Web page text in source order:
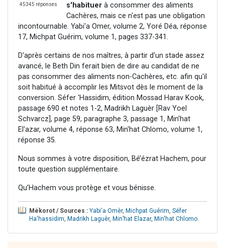
45345 réponses
s'habituer à consommer des aliments
Cachères, mais ce n'est pas une obligation
incontournable. Yabi'a Omer, volume 2, Yoré Déa, réponse
17, Michpat Guérim, volume 1, pages 337-341.
D'après certains de nos maîtres, à partir d'un stade assez
avancé, le Beth Din ferait bien de dire au candidat de ne
pas consommer des aliments non-Cachères, etc. afin qu'il
soit habitué à accomplir les Mitsvot dès le moment de la
conversion. Séfer 'Hassidim, édition Mossad Harav Kook,
passage 690 et notes 1-2, Madrikh Laguèr [Rav Yoel
Schvarcz], page 59, paragraphe 3, passage 1, Min'hat
El'azar, volume 4, réponse 63, Min'hat Chlomo, volume 1,
réponse 35.
Nous sommes à votre disposition, Bé’ézrat Hachem, pour
toute question supplémentaire.
Qu’Hachem vous protège et vous bénisse.
Mékorot / Sources : Yabi'a Omèr, Michpat Guérim, Séfer
Ha'hassidim, Madrikh Laguèr, Min’hat Elazar, Min'hat Chlomo.